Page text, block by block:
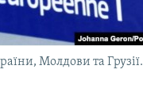
Молдови та Грузії.